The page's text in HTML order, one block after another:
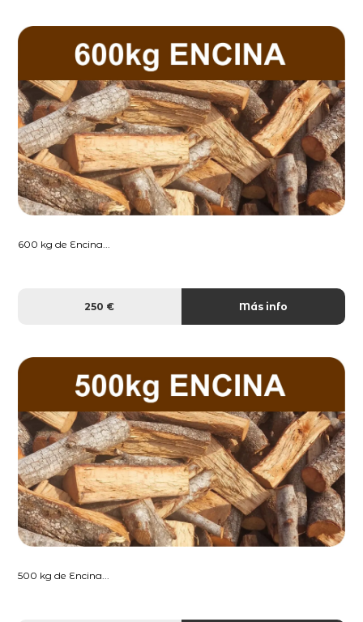
600 kg de Encina...
250 € Más info
500 kg de Encina...